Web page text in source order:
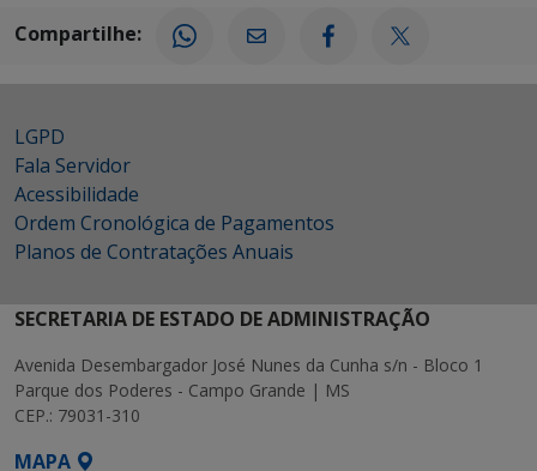
Compartilhe:
LGPD
Fala Servidor
Acessibilidade
Ordem Cronológica de Pagamentos
Planos de Contratações Anuais
SECRETARIA DE ESTADO DE ADMINISTRAÇÃO
Avenida Desembargador José Nunes da Cunha s/n - Bloco 1
Parque dos Poderes - Campo Grande | MS
CEP.: 79031-310
MAPA